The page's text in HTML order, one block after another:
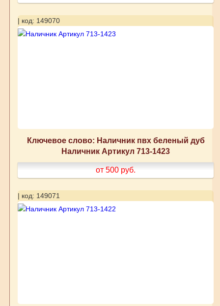
| код: 149070
Ключевое слово: Наличник пвх беленый дуб
Наличник Артикул 713-1423
от 500 руб.
| код: 149071